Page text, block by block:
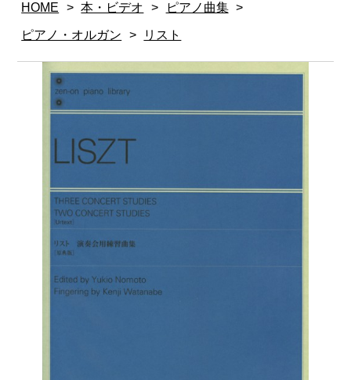
HOME > 本・ビデオ > ピアノ曲集 >
ピアノ・オルガン > リスト